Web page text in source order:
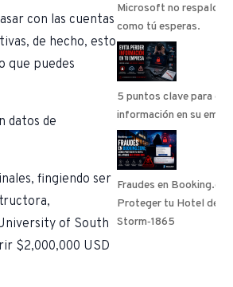
con las cuentas
de hecho, esto
que puedes
datos de
fingiendo ser
of South
$2,000,000 USD
Microsoft no respalda
como tú esperas.
5 puntos clave para
información en su
Fraudes en
Proteger tu Hotel del
Storm‑1865